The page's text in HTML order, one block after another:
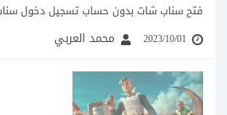
2023/10/01 محمد العربي